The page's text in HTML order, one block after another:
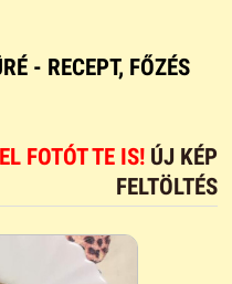
- RECEPT, FŐZÉS
FOTÓT TE IS! ÚJ KÉP
FELTÖLTÉS